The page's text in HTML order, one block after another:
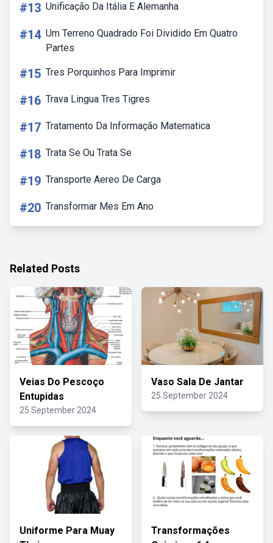
#13 Unificação Da Itália E Alemanha
#14 Um Terreno Quadrado Foi Dividido Em Quatro
Partes
#15 Tres Porquinhos Para Imprimir
#16 Trava Lingua Tres Tigres
#17 Tratamento Da Informação Matematica
#18 Trata Se Ou Trata Se
#19 Transporte Aereo De Carga
#20 Transformar Mes Em Ano
Related Posts
Veias Do Pescoço
Entupidas
25 September 2024
Vaso Sala De Jantar
25 September 2024
Uniforme Para Muay
Transformações